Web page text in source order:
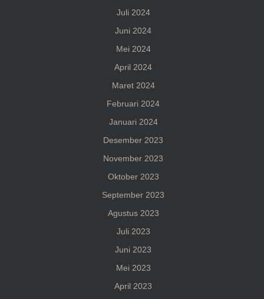
Juli 2024
Juni 2024
Mei 2024
April 2024
Maret 2024
Februari 2024
Januari 2024
Desember 2023
November 2023
Oktober 2023
September 2023
Agustus 2023
Juli 2023
Juni 2023
Mei 2023
April 2023